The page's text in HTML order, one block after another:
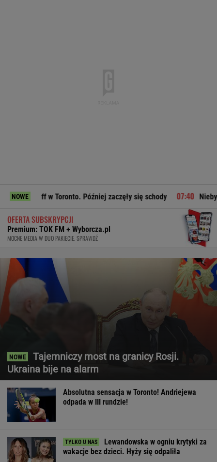
NOWE
Toronto. Później zaczęły się schody Niebywałe, co
OFERTA SUBSKRYPCJI
Premium: TOK FM + Wyborcza.pl
MOCNE MEDIA W DUO PAKIECIE. SPRAWDŹ
Tajemniczy most na granicy Rosji.
Ukraina bije na alarm
Absolutna sensacja w Toronto! Andriejewa
odpada w III rundzie!
Lewandowska w ogniu krytyki za
wakacje bez dzieci. Hyży się odpaliła